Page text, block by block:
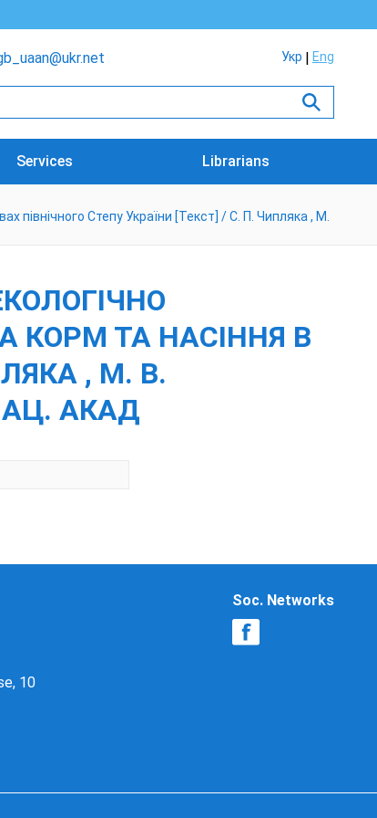
Укр Eng
Services Librarians
північного Степу України [Текст] / С. П. Чипляка , М.
КОРМ ТА НАСІННЯ В
, М. В.
АКАД
10
Soc. Networks